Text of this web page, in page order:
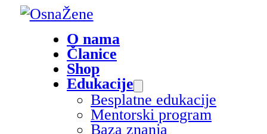
O nama
Članice
Shop
Edukacije
Besplatne edukacije
Mentorski program
Baza znanja